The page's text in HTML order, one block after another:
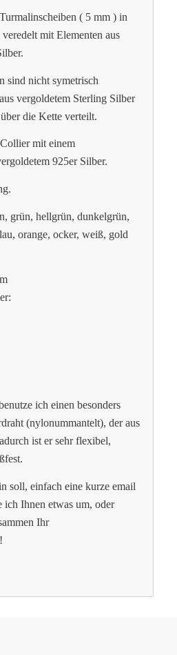
( 5 mm ) in
mit Elementen aus
sind nicht symetrisch
vergoldetem Sterling Silber
die Kette verteilt.
mit einem
925er Silber.
grün, hellgrün, dunkelgrün,
orange, ocker, weiß, gold
ich einen besonders
(nylonummantelt), der aus
ist er sehr flexibel,
soll, einfach eine kurze email
ich Ihnen etwas um, oder
Ihr